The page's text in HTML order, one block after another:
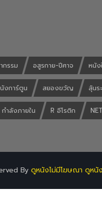
กรรม อสูรกาย-ปีศาจ หนั
งการ์ตูน สยองขวัญ ลุ้นร
กำลังภายใน R อีโรติก
By ดูหนังไม่มีโฆษณา ดูหนั